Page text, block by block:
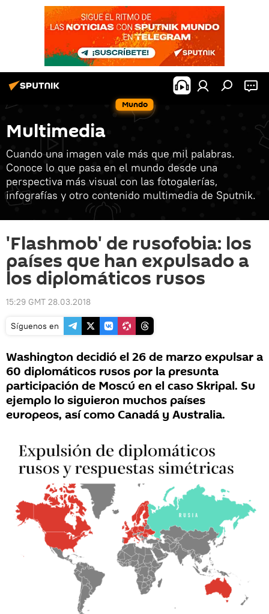
Mundo
Multimedia
Cuando una imagen vale más que mil palabras.
Conoce lo que pasa en el mundo desde una
perspectiva más visual con las fotogalerías,
infografías y otro contenido multimedia de Sputnik.
'Flashmob' de rusofobia: los
países que han expulsado a
los diplomáticos rusos
15:29 GMT 28.03.2018
Síguenos en
Washington decidió el 26 de marzo expulsar a
60 diplomáticos rusos por la presunta
participación de Moscú en el caso Skripal. Su
ejemplo lo siguieron muchos países
europeos, así como Canadá y Australia.